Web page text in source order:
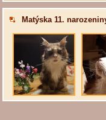
Matýska 11.